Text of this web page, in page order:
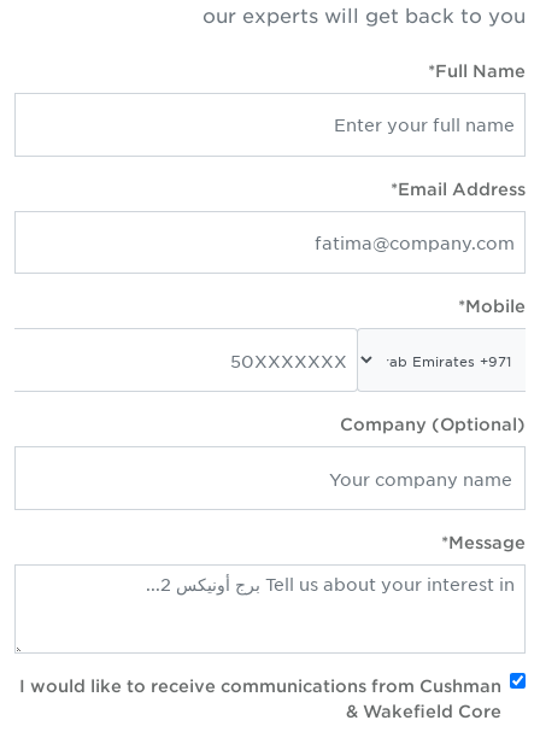
our experts will get back to you
Full Name*
Email Address*
Mobile*
Company (Optional)
Message*
I would like to receive communications from Cushman
& Wakefield Core